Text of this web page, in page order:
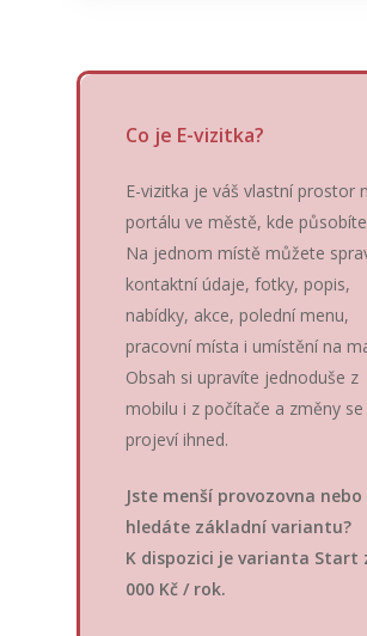
Co je E-vizitka?
E-vizitka je váš vlastní prostor
portálu ve městě, kde
Na jednom místě můžete
kontaktní údaje, fotky, popis,
nabídky, akce, polední menu,
pracovní místa i umístění na
Obsah si upravíte jednoduše z
mobilu i z počítače a změny se
projeví ihned.
Jste menší provozovna nebo
hledáte základní variantu?
K dispozici je varianta Start
000 Kč / rok.